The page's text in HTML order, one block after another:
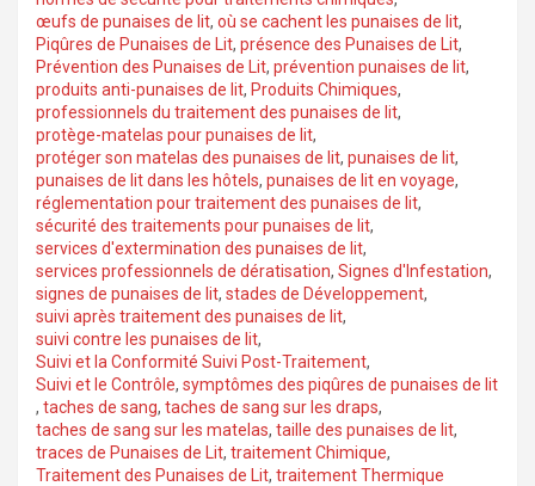
œufs de punaises de lit, où se cachent les punaises de lit,
Piqûres de Punaises de Lit, présence des Punaises de Lit,
Prévention des Punaises de Lit, prévention punaises de lit,
produits anti-punaises de lit, Produits Chimiques,
professionnels du traitement des punaises de lit,
protège-matelas pour punaises de lit,
protéger son matelas des punaises de lit, punaises de lit,
punaises de lit dans les hôtels, punaises de lit en voyage,
réglementation pour traitement des punaises de lit,
sécurité des traitements pour punaises de lit,
services d'extermination des punaises de lit,
services professionnels de dératisation, Signes d'Infestation,
signes de punaises de lit, stades de Développement,
suivi après traitement des punaises de lit,
suivi contre les punaises de lit,
Suivi et la Conformité Suivi Post-Traitement,
Suivi et le Contrôle, symptômes des piqûres de punaises de lit
, taches de sang, taches de sang sur les draps,
taches de sang sur les matelas, taille des punaises de lit,
traces de Punaises de Lit, traitement Chimique,
Traitement des Punaises de Lit, traitement Thermique